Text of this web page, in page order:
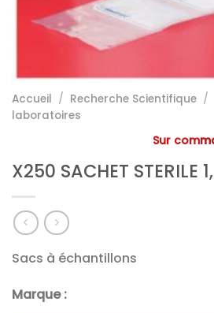
Accueil / Recherche Scientifique /
laboratoires
Sur
X250 SACHET STERILE
Sacs à échantillons
Marque :